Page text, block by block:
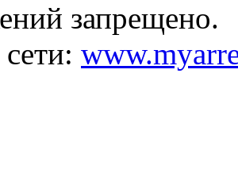
запрещено.